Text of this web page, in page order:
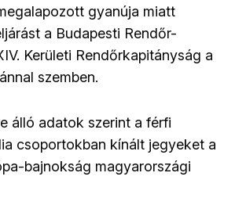
gyanúja miatt
a Budapesti Rendőr-
Kerületi Rendőrkapitányság a
szemben.
álló adatok szerint a férfi
csoportokban kínált jegyeket a
bajnokság magyarországi